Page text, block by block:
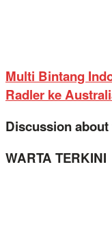
Multi Bintang
Radler ke
Discussion
WARTA TERKINI